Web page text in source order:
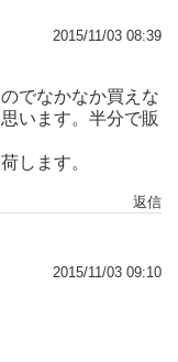
2015/11/03 08:39
でなかなか買えな
います。半分で販
します。
返信
2015/11/03 09:10